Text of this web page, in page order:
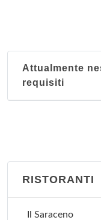
Attualmente
requisiti
RISTORANTI
Il Saraceno